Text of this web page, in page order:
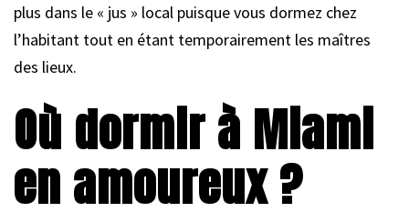
plus dans le « jus » local puisque vous dormez chez
l’habitant tout en étant temporairement les maîtres
des lieux.
Où dormir à Miami
en amoureux ?